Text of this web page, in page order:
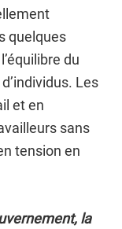
quelques
du
Les
et en
sans
tension en
la